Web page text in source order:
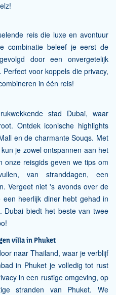
reis die luxe en avontuur
combinatie beleef je eerst de
door een onvergetelijk
voor koppels die privacy,
in één reis!
stad Dubai, waar
Ontdek iconische highlights
en de charmante Souqs. Met
je zowel ontspannen aan het
onze reisgids geven we tips om
van stranddagen, een
Vergeet niet 's avonds over de
heerlijk diner hebt gehad in
Dubai biedt het beste van twee
villa in Phuket
naar Thailand, waar je verblijf
in Phuket je volledig tot rust
in een rustige omgeving, op
stranden van Phuket. We